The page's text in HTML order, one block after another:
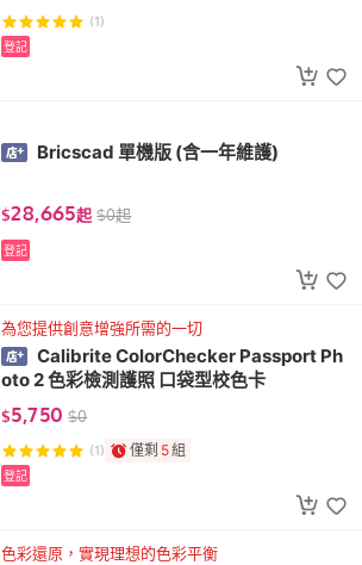
(1)
登記
Bricscad 單機版 (含一年維護)
$28,665起 $0起
登記
為您提供創意增強所需的一切
Calibrite ColorChecker Passport Ph
oto 2 色彩檢測護照 口袋型校色卡
$5,750 $0
(1) 僅剩 5組
登記
色彩還原，實現理想的色彩平衡